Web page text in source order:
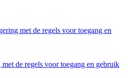
met de regels voor toegang en
de regels voor toegang en gebruik